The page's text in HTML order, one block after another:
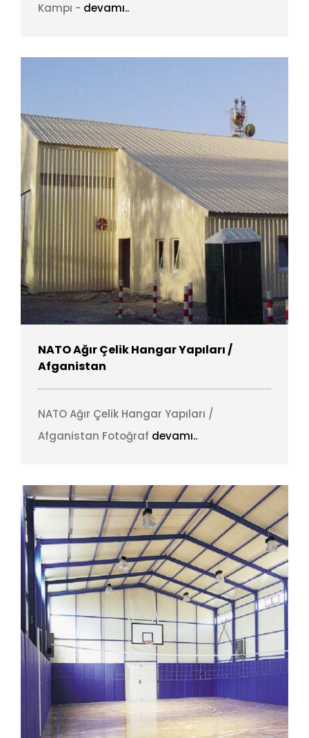
Kampı - devamı..
NATO Ağır Çelik Hangar Yapıları /
Afganistan
NATO Ağır Çelik Hangar Yapıları /
Afganistan Fotoğraf devamı..